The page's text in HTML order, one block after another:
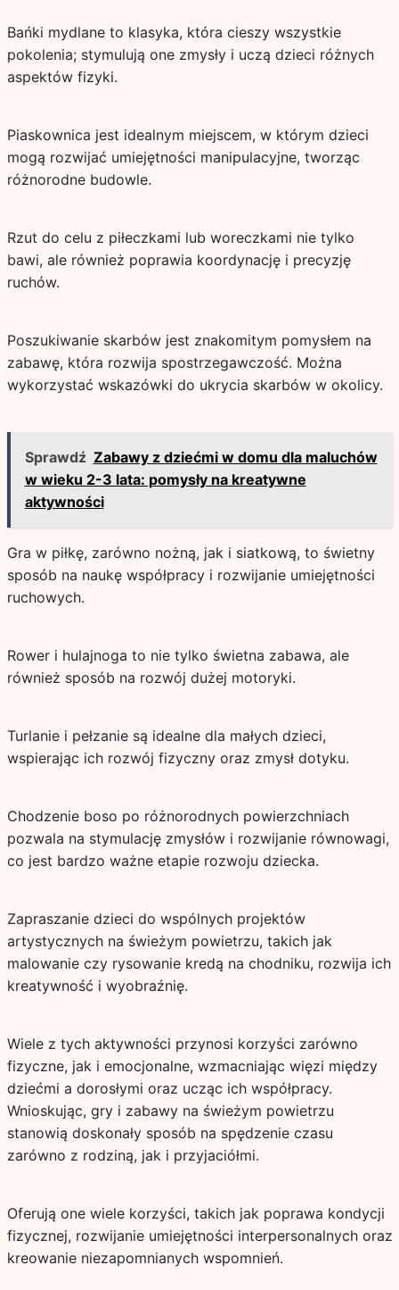
Bańki mydlane to klasyka, która cieszy wszystkie
pokolenia; stymulują one zmysły i uczą dzieci różnych
aspektów fizyki.
Piaskownica jest idealnym miejscem, w którym dzieci
mogą rozwijać umiejętności manipulacyjne, tworząc
różnorodne budowle.
Rzut do celu z piłeczkami lub woreczkami nie tylko
bawi, ale również poprawia koordynację i precyzję
ruchów.
Poszukiwanie skarbów jest znakomitym pomysłem na
zabawę, która rozwija spostrzegawczość. Można
wykorzystać wskazówki do ukrycia skarbów w okolicy.
Sprawdź Zabawy z dziećmi w domu dla maluchów
w wieku 2-3 lata: pomysły na kreatywne
aktywności
Gra w piłkę, zarówno nożną, jak i siatkową, to świetny
sposób na naukę współpracy i rozwijanie umiejętności
ruchowych.
Rower i hulajnoga to nie tylko świetna zabawa, ale
również sposób na rozwój dużej motoryki.
Turlanie i pełzanie są idealne dla małych dzieci,
wspierając ich rozwój fizyczny oraz zmysł dotyku.
Chodzenie boso po różnorodnych powierzchniach
pozwala na stymulację zmysłów i rozwijanie równowagi,
co jest bardzo ważne etapie rozwoju dziecka.
Zapraszanie dzieci do wspólnych projektów
artystycznych na świeżym powietrzu, takich jak
malowanie czy rysowanie kredą na chodniku, rozwija ich
kreatywność i wyobraźnię.
Wiele z tych aktywności przynosi korzyści zarówno
fizyczne, jak i emocjonalne, wzmacniając więzi między
dziećmi a dorosłymi oraz ucząc ich współpracy.
Wnioskując, gry i zabawy na świeżym powietrzu
stanowią doskonały sposób na spędzenie czasu
zarówno z rodziną, jak i przyjaciółmi.
Oferują one wiele korzyści, takich jak poprawa kondycji
fizycznej, rozwijanie umiejętności interpersonalnych oraz
kreowanie niezapomnianych wspomnień.